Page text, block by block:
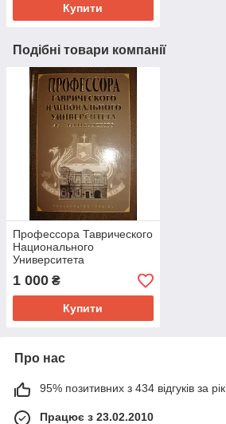
Купити
Подібні товари компанії
Профессора Таврического
Национального
Университета
им.В.И.Вернадского
1 000 ₴
Купити
Про нас
95% позитивних з 434 відгуків за рік
Працює з 23.02.2010